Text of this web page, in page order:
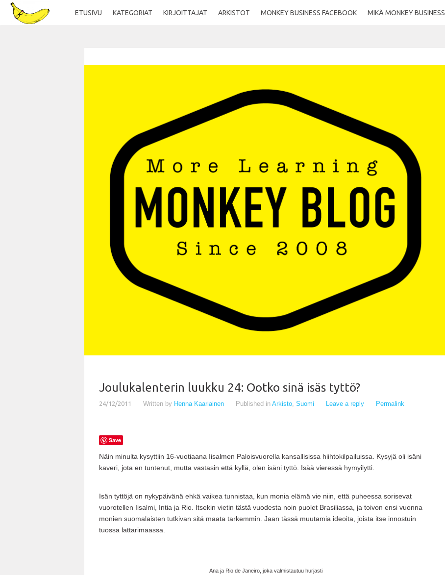
ETUSIVU KATEGORIAT KIRJOITTAJAT ARKISTOT MONKEY BUSINESS FACEBOOK MIKÄ MONKEY BUSINESS
Joulukalenterin luukku 24: Ootko sinä isäs tyttö?
24/12/2011 Written by Henna Kaariainen Published in Arkisto Suomi Leave a reply Permalink
Save
Näin minulta kysyttiin 16-vuotiaana Iisalmen Paloisvuorella kansallisissa hiihtokilpailuissa. Kysyjä oli isäni
kaveri, jota en tuntenut, mutta vastasin että kyllä, olen isäni tyttö. Isää vieressä hymyilytti.
Isän tyttöjä on nykypäivänä ehkä vaikea tunnistaa, kun monia elämä vie niin, että puheessa sorisevat
vuorotellen Iisalmi, Intia ja Rio. Itsekin vietin tästä vuodesta noin puolet Brasiliassa, ja toivon ensi vuonna
monien suomalaisten tutkivan sitä maata tarkemmin. Jaan tässä muutamia ideoita, joista itse innostuin
tuossa lattarimaassa.
Ana ja Rio de Janeiro, joka valmistautuu hurjasti